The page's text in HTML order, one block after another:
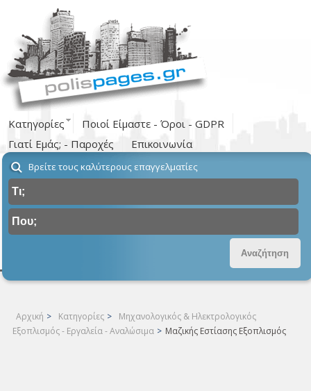
Κατηγορίες
Ποιοί Είμαστε - Όροι - GDPR
Γιατί Εμάς; - Παροχές
Επικοινωνία
Βρείτε τους καλύτερους επαγγελματίες
Αρχική > Κατηγορίες >
Μηχανολογικός & Ηλεκτρολογικός
Εξοπλισμός - Εργαλεία - Αναλώσιμα > Μαζικής Εστίασης Εξοπλισμός